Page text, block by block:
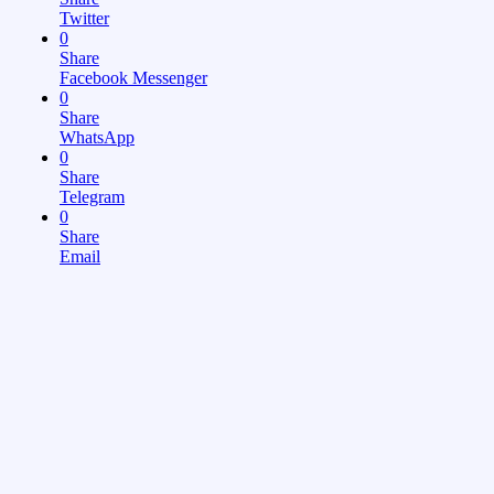
Twitter
0
Share
Facebook Messenger
0
Share
WhatsApp
0
Share
Telegram
0
Share
Email